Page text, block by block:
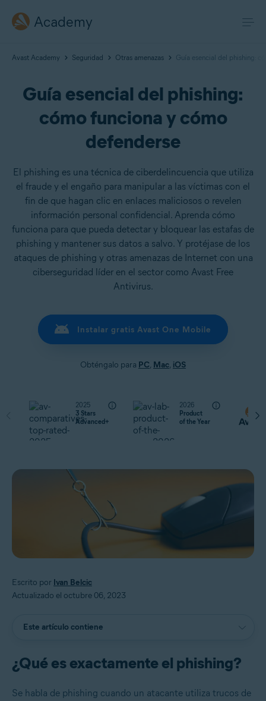
Academy
Avast Academy Seguridad Otras amenazas Guía esencial del phishing:
Guía esencial del phishing:
cómo funciona y cómo
defenderse
El phishing es una técnica de ciberdelincuencia que utiliza
el fraude y el engaño para manipular a las víctimas con el
fin de que hagan clic en enlaces maliciosos o revelen
información personal confidencial. Aprenda cómo
funciona para que pueda detectar y bloquear las estafas de
phishing y mantener sus datos a salvo. Y protéjase de los
ataques de phishing y otras amenazas de Internet con una
ciberseguridad líder en el sector como Avast Free
Antivirus.
Instalar gratis Avast One Mobile
Obténgalo para PC, Mac, iOS
2025
3 Stars
Advanced+
2026
Product
of the Year
Escrito por Ivan Belcic
Actualizado el octubre 06, 2023
Este artículo contiene
¿Qué es exactamente el phishing?
Se habla de phishing cuando un atacante utiliza trucos de